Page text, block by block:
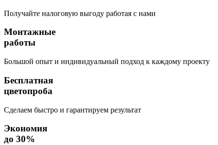
Получайте налоговую выгоду работая с нами
Монтажные
работы
Большой опыт и индивидуальный подход к каждому проекту
Бесплатная
цветопроба
Сделаем быстро и гарантируем результат
Экономия
до 30%